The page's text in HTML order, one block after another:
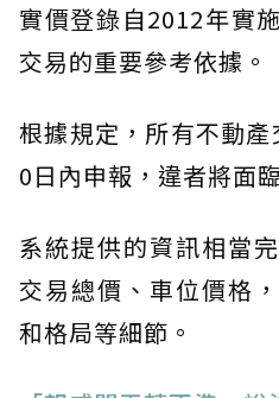
實價登錄自2012年實
交易的重要參考依據。
根據規定，所有不動
0日內申報，違者將面
系統提供的資訊相當
交易總價、車位價格
和格局等細節。